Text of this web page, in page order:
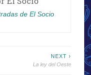
de El Socio
NEXT ›
La ley del Oeste